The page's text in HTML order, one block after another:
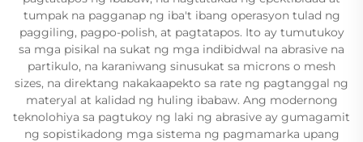
tumpak na pagganap ng iba't ibang operasyon tulad ng
paggiling, pagpo-polish, at pagtatapos. Ito ay tumutukoy
sa mga pisikal na sukat ng mga indibidwal na abrasive na
partikulo, na karaniwang sinusukat sa microns o mesh
sizes, na direktang nakakaapekto sa rate ng pagtanggal ng
materyal at kalidad ng huling ibabaw. Ang modernong
teknolohiya sa pagtukoy ng laki ng abrasive ay gumagamit
ng sopistikadong mga sistema ng pagmamarka upang